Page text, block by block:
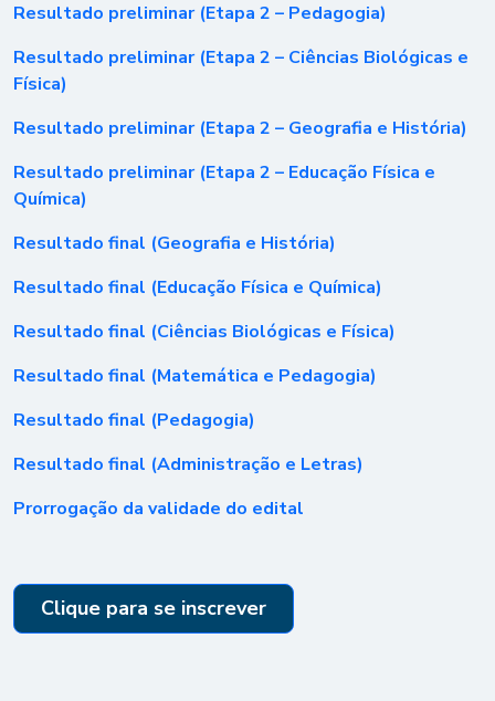
Resultado preliminar (Etapa 2 – Pedagogia)
Resultado preliminar (Etapa 2 – Ciências Biológicas e
Física)
Resultado preliminar (Etapa 2 – Geografia e História)
Resultado preliminar (Etapa 2 – Educação Física e
Química)
Resultado final (Geografia e História)
Resultado final (Educação Física e Química)
Resultado final (Ciências Biológicas e Física)
Resultado final (Matemática e Pedagogia)
Resultado final (Pedagogia)
Resultado final (Administração e Letras)
Prorrogação da validade do edital
Clique para se inscrever